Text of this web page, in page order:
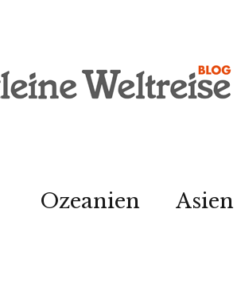
Ozeanien Asien